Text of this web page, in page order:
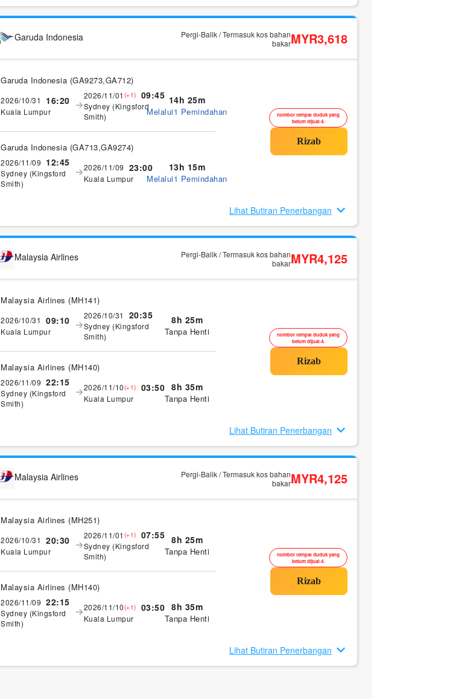
Garuda Indonesia
Pergi-Balik / Termasuk kos bahan
bakarMYR3,618
Garuda Indonesia (GA9273,GA712)
2026/10/31 16:20
Kuala Lumpur
2026/11/01 (+1) 09:45
Sydney (Kingsford
Smith)
14h 25m
Melalui1 Pemindahan
Garuda Indonesia (GA713,GA9274)
2026/11/09 12:45
Sydney (Kingsford
Smith)
2026/11/09 23:00
Kuala Lumpur
13h 15m
Melalui1 Pemindahan
nombor tempat duduk yang
belum dijual:4.
Lihat Butiran Penerbangan
Malaysia Airlines
Pergi-Balik / Termasuk kos bahan
bakarMYR4,125
Malaysia Airlines (MH141)
2026/10/31 09:10
Kuala Lumpur
2026/10/31 20:35
Sydney (Kingsford
Smith)
8h 25m
Tanpa Henti
Malaysia Airlines (MH140)
2026/11/09 22:15
Sydney (Kingsford
Smith)
2026/11/10(+1) 03:50
Kuala Lumpur
8h 35m
Tanpa Henti
nombor tempat duduk yang
belum dijual:4.
Lihat Butiran Penerbangan
Malaysia Airlines
Pergi-Balik / Termasuk kos bahan
bakarMYR4,125
Malaysia Airlines (MH251)
2026/10/31 20:30
Kuala Lumpur
2026/11/01 (+1) 07:55
Sydney (Kingsford
Smith)
8h 25m
Tanpa Henti
Malaysia Airlines (MH140)
2026/11/09 22:15
Sydney (Kingsford
Smith)
2026/11/10(+1) 03:50
Kuala Lumpur
8h 35m
Tanpa Henti
nombor tempat duduk yang
belum dijual:4.
Lihat Butiran Penerbangan